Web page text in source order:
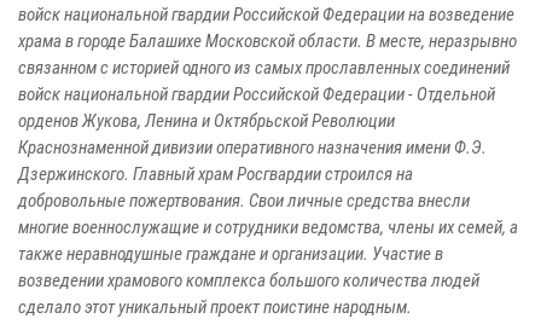
войск национальной гвардии Российской Федерации на возведение
храма в городе Балашихе Московской области. В месте, неразрывно
связанном с историей одного из самых прославленных соединений
войск национальной гвардии Российской Федерации - Отдельной
орденов Жукова, Ленина и Октябрьской Революции
Краснознаменной дивизии оперативного назначения имени Ф.Э.
Дзержинского. Главный храм Росгвардии строился на
добровольные пожертвования. Свои личные средства внесли
многие военнослужащие и сотрудники ведомства, члены их семей, а
также неравнодушные граждане и организации. Участие в
возведении храмового комплекса большого количества людей
сделало этот уникальный проект поистине народным.